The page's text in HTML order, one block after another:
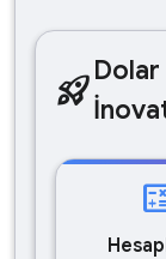
rocket_launchDolar